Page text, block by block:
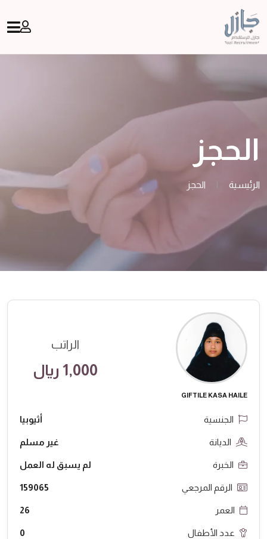
الحجز
الرئيسية | الحجز
GIFTILE KASA HAILE
الراتب
1,000 ريال
الجنسية أثيوبيا
الديانة غير مسلم
الخبرة لم يسبق له العمل
الرقم المرجعي 159065
العمر 26
عدد الأطفال 0